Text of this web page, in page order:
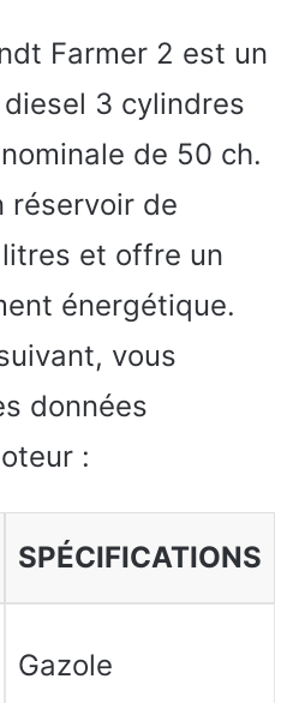
Farmer 2 est un
3 cylindres
de 50 ch.
réservoir de
et offre un
énergétique.
vous
données
:
SPÉCIFICATIONS
Gazole